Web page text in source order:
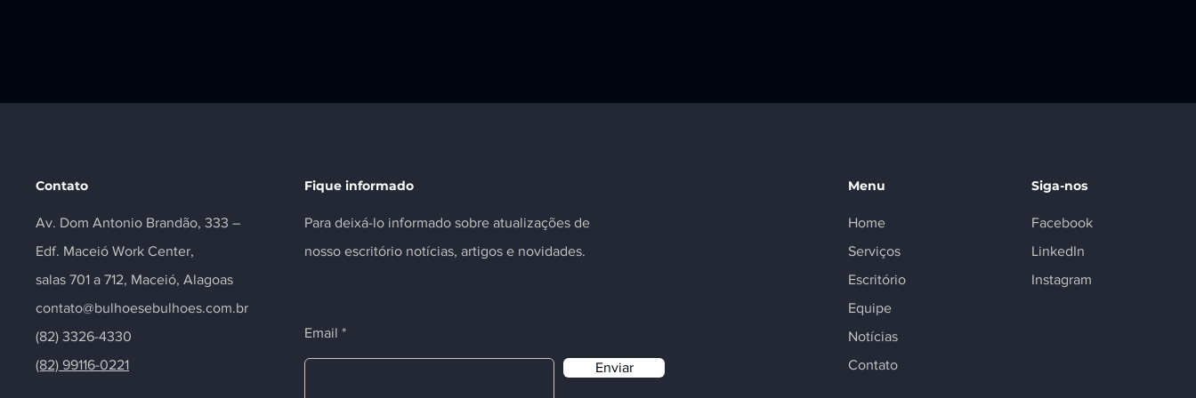
Contato
Av. Dom Antonio Brandão, 333 –
Edf. Maceió Work Center,
salas 701 a 712, Maceió, Alagoas
contato@bulhoesebulhoes.com.br
(82) 3326-4330
(82) 99116-0221
Fique informado
Para deixá-lo informado sobre atualizações de
nosso escritório notícias, artigos e novidades.
Email
Enviar
Menu
Home
Serviços
Escritório
Equipe
Notícias
Contato
Siga-nos
Facebook
LinkedIn
Instagram